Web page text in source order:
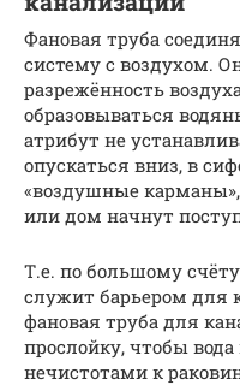
Фановая труба
систему с воздухом.
разрежённость
образовываться
атрибут не
опускаться вниз, в
«воздушные
или дом начнут
Т.е. по большому
служит барьером для
фановая труба для
прослойку, чтобы
нечистотами к